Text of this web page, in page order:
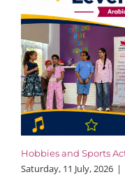
Hobbies and Sports
Saturday, 11 July, 2026 |